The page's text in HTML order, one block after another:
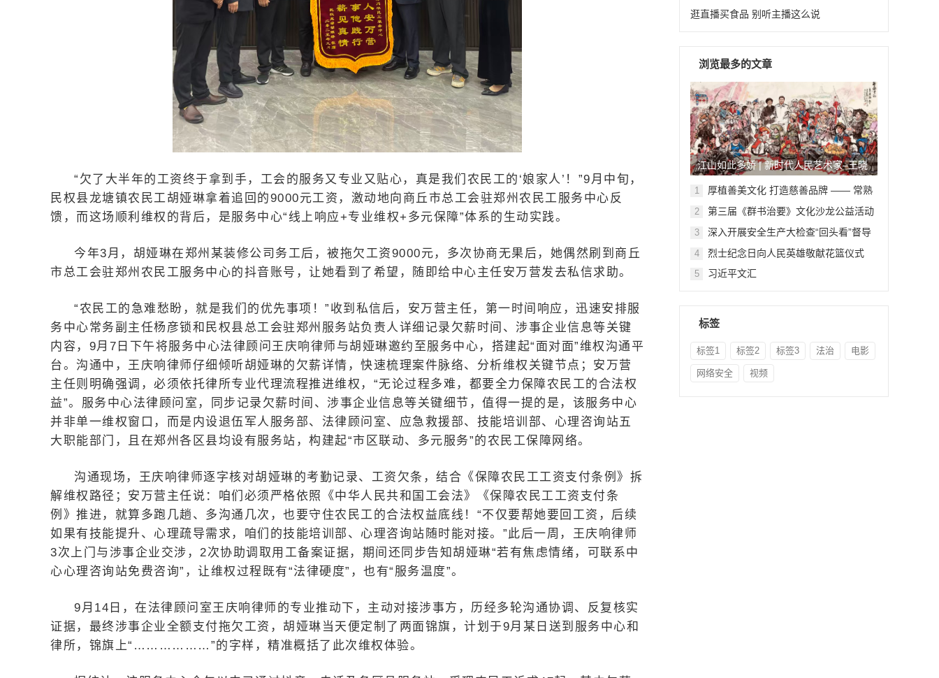
“欠了大半年的工资终于拿到手，工会的服务又专业又贴心，真是我们农民工的‘娘家人’！”9月中旬，
民权县龙塘镇农民工胡娅琳拿着追回的9000元工资，激动地向商丘市总工会驻郑州农民工服务中心反
馈，而这场顺利维权的背后，是服务中心“线上响应+专业维权+多元保障”体系的生动实践。
今年3月，胡娅琳在郑州某装修公司务工后，被拖欠工资9000元，多次协商无果后，她偶然刷到商丘
市总工会驻郑州农民工服务中心的抖音账号，让她看到了希望，随即给中心主任安万营发去私信求助。
“农民工的急难愁盼，就是我们的优先事项！”收到私信后，安万营主任，第一时间响应，迅速安排服
务中心常务副主任杨彦锁和民权县总工会驻郑州服务站负责人详细记录欠薪时间、涉事企业信息等关键
内容，9月7日下午将服务中心法律顾问王庆响律师与胡娅琳邀约至服务中心，搭建起“面对面”维权沟通平
台。沟通中，王庆响律师仔细倾听胡娅琳的欠薪详情，快速梳理案件脉络、分析维权关键节点；安万营
主任则明确强调，必须依托律所专业代理流程推进维权，“无论过程多难，都要全力保障农民工的合法权
益”。服务中心法律顾问室，同步记录欠薪时间、涉事企业信息等关键细节，值得一提的是，该服务中心
并非单一维权窗口，而是内设退伍军人服务部、法律顾问室、应急救援部、技能培训部、心理咨询站五
大职能部门，且在郑州各区县均设有服务站，构建起“市区联动、多元服务”的农民工保障网络。
沟通现场，王庆响律师逐字核对胡娅琳的考勤记录、工资欠条，结合《保障农民工工资支付条例》拆
解维权路径；安万营主任说：咱们必须严格依照《中华人民共和国工会法》《保障农民工工资支付条
例》推进，就算多跑几趟、多沟通几次，也要守住农民工的合法权益底线！“不仅要帮她要回工资，后续
如果有技能提升、心理疏导需求，咱们的技能培训部、心理咨询站随时能对接。”此后一周，王庆响律师
3次上门与涉事企业交涉，2次协助调取用工备案证据，期间还同步告知胡娅琳“若有焦虑情绪，可联系中
心心理咨询站免费咨询”，让维权过程既有“法律硬度”，也有“服务温度”。
9月14日，在法律顾问室王庆响律师的专业推动下，主动对接涉事方，历经多轮沟通协调、反复核实
证据，最终涉事企业全额支付拖欠工资，胡娅琳当天便定制了两面锦旗，计划于9月某日送到服务中心和
律所，锦旗上“………………”的字样，精准概括了此次维权体验。
逛直播买食品 别听主播这么说
浏览最多的文章
江山如此多娇 | 新时代人民艺术家–王晓
鹏
1
厚植善美文化 打造慈善品牌 —— 常熟
举行六个慈善文化教育基地授牌仪式
2
第三届《群书治要》文化沙龙公益活动
在北京顺利举行
3
深入开展安全生产大检查“回头看”督导
检查
4 烈士纪念日向人民英雄敬献花篮仪式
5 习近平文汇
标签
标签1 标签2 标签3 法治 电影
网络安全 视频